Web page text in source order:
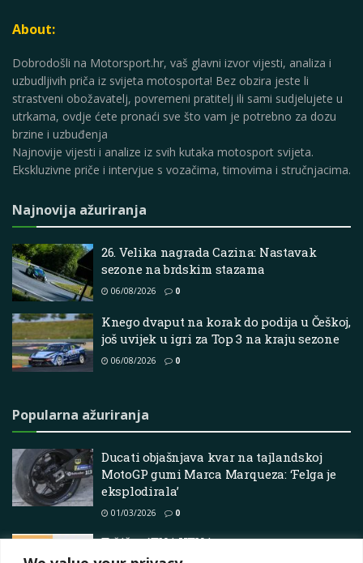
About:
Dobrodošli na Motorsport.hr, vaš glavni izvor vijesti, analiza i
uzbudljivih priča iz svijeta motosporta! Bez obzira jeste li
strastveni obožavatelj, povremeni pratitelj ili sami sudjelujete u
utrkama, ovdje ćete pronaći sve što vam je potrebno za dozu
brzine i uzbuđenja
Najnovije vijesti i analize iz svih kutaka motosport svijeta.
Ekskluzivne priče i intervjue s vozačima, timovima i stručnjacima.
Najnovija ažuriranja
26. Velika nagrada Cazina: Nastavak
sezone na brdskim stazama
06/08/2026 0
Knego dvaput na korak do podija u Češkoj,
još uvijek u igri za Top 3 na kraju sezone
06/08/2026 0
Popularna ažuriranja
Ducati objašnjava kvar na tajlandskoj
MotoGP gumi Marca Marqueza: ‘Felga je
eksplodirala’
01/03/2026 0
Tržište ATV i UTV je spremno za rast